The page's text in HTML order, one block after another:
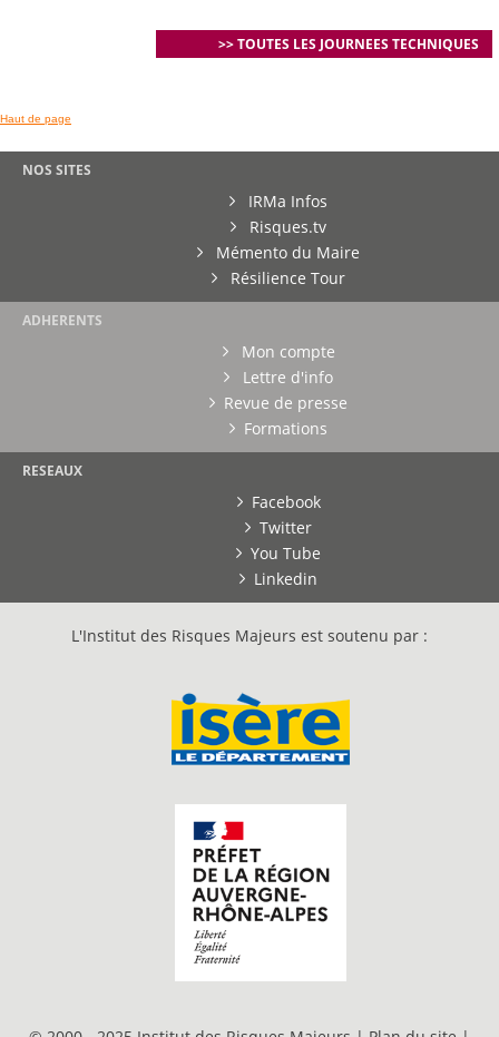
>> TOUTES LES JOURNEES TECHNIQUES
Haut de page
NOS SITES
IRMa Infos
Risques.tv
Mémento du Maire
Résilience Tour
ADHERENTS
Mon compte
Lettre d'info
Revue de presse
Formations
RESEAUX
Facebook
Twitter
You Tube
Linkedin
L'Institut des Risques Majeurs est soutenu par :